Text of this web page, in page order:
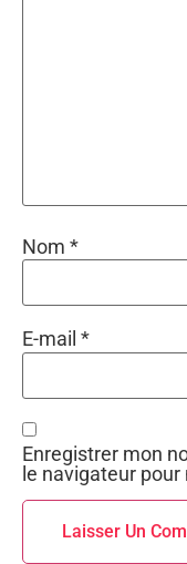
Nom *
E-mail *
Enregistrer mon
le navigateur